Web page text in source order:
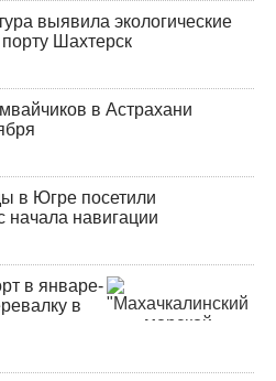
выявила экологические
Шахтерск
в Астрахани
в Югре посетили
начала навигации
в январе-
в